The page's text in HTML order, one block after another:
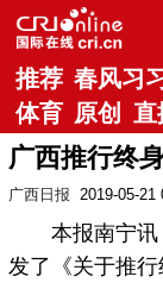
推荐 春风习习
体育 原创 直
广西推行终
广西日报 2019-05-21
本报南宁讯
发了《关于推行